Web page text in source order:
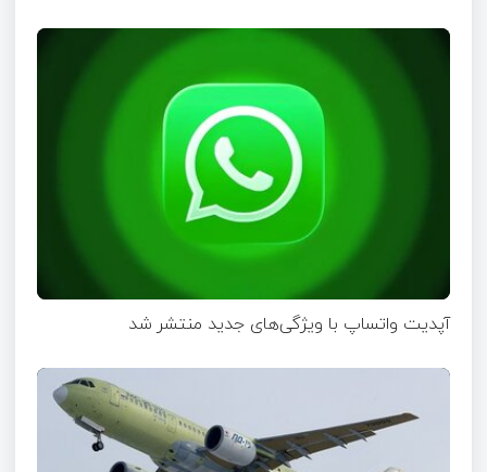
آپدیت‌ واتساپ با ویژگی‌های جدید منتشر شد